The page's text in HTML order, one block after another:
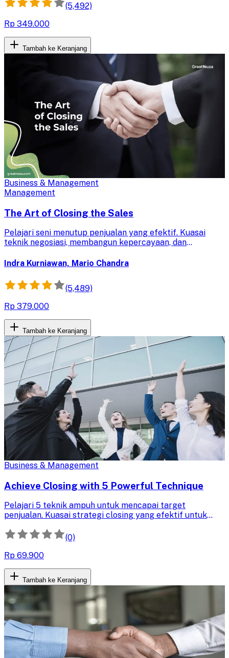
(5,492)
Rp 349.000
Tambah ke Keranjang
Business & Management
Management
The Art of Closing the Sales
Pelajari seni menutup penjualan yang efektif. Kuasai
teknik negosiasi, membangun kepercayaan, dan
konversi penjualan Anda.
Indra Kurniawan, Mario Chandra
(5,489)
Rp 379.000
Tambah ke Keranjang
Business & Management
Achieve Closing with 5 Powerful Technique
Pelajari 5 teknik ampuh untuk mencapai target
penjualan. Kuasai strategi closing yang efektif untuk
handal.
(0)
Rp 69.900
Tambah ke Keranjang